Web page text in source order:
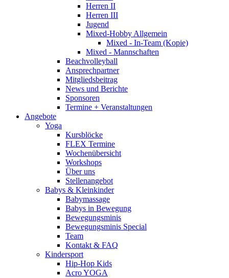
Herren II
Herren III
Jugend
Mixed-Hobby Allgemein
Mixed - In-Team (Kopie)
Mixed - Mannschaften
Beachvolleyball
Ansprechpartner
Mitgliedsbeitrag
News und Berichte
Sponsoren
Termine + Veranstaltungen
Angebote
Yoga
Kursblöcke
FLEX Termine
Wochenübersicht
Workshops
Über uns
Stellenangebot
Babys & Kleinkinder
Babymassage
Babys in Bewegung
Bewegungsminis
Bewegungsminis Special
Team
Kontakt & FAQ
Kindersport
Hip-Hop Kids
Acro YOGA